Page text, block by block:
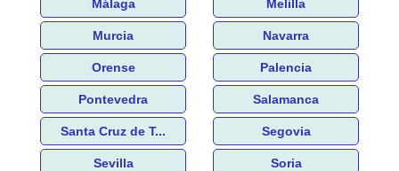
Málaga Melilla
Murcia Navarra
Orense Palencia
Pontevedra Salamanca
Santa Cruz de T... Segovia
Sevilla Soria